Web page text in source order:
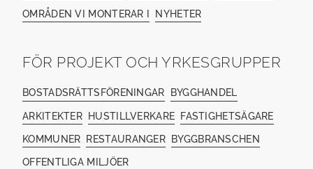
OMRÅDEN VI MONTERAR I NYHETER
FÖR PROJEKT OCH YRKESGRUPPER
BOSTADSRÄTTSFÖRENINGAR BYGGHANDEL
ARKITEKTER HUSTILLVERKARE FASTIGHETSÄGARE
KOMMUNER RESTAURANGER BYGGBRANSCHEN
OFFENTLIGA MILJÖER